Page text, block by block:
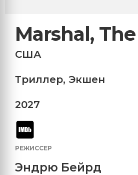
Marshal, The
США
Триллер, Экшен
2027
РЕЖИССЕР
Эндрю Бейрд